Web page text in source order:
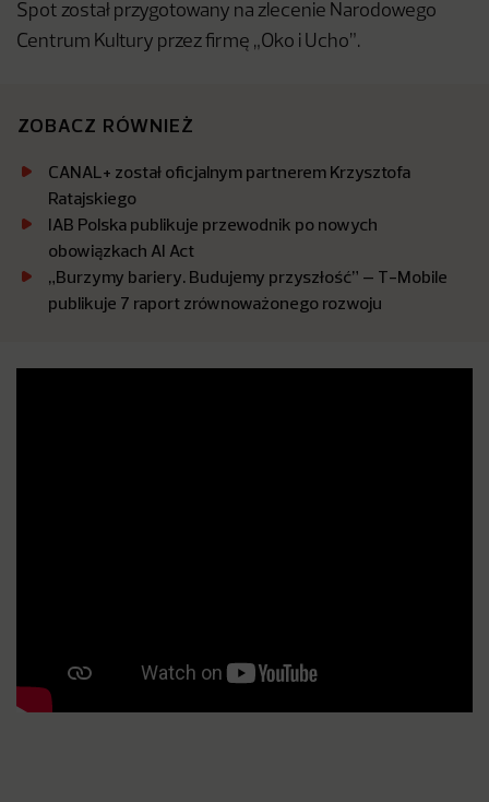
Spot został przygotowany na zlecenie Narodowego
Centrum Kultury przez firmę „Oko i Ucho”.
ZOBACZ RÓWNIEŻ
CANAL+ został oficjalnym partnerem Krzysztofa
Ratajskiego
IAB Polska publikuje przewodnik po nowych
obowiązkach AI Act
„Burzymy bariery. Budujemy przyszłość” – T-Mobile
publikuje 7 raport zrównoważonego rozwoju